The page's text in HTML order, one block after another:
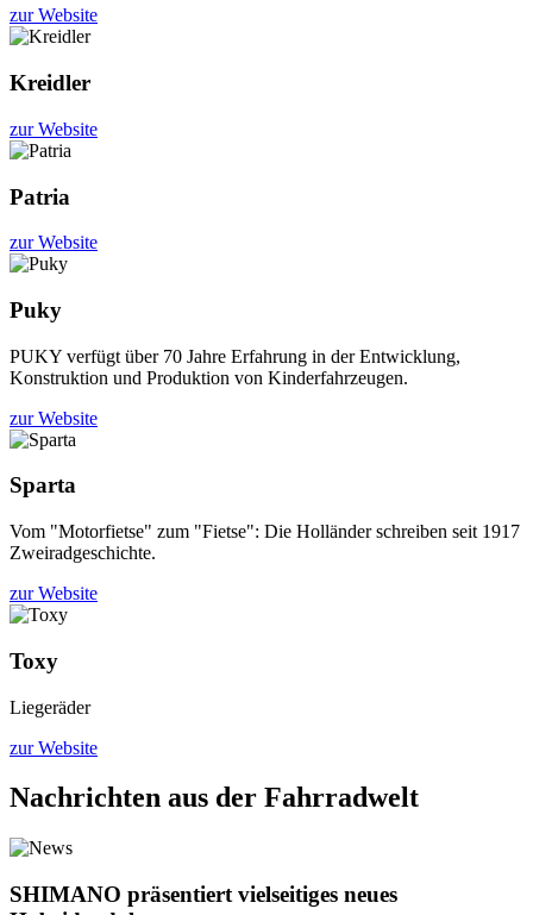
zur Website
Kreidler
zur Website
Patria
zur Website
Puky
PUKY verfügt über 70 Jahre Erfahrung in der Entwicklung,
Konstruktion und Produktion von Kinderfahrzeugen.
zur Website
Sparta
Vom "Motorfietse" zum "Fietse": Die Holländer schreiben seit 1917
Zweiradgeschichte.
zur Website
Toxy
Liegeräder
zur Website
Nachrichten aus der Fahrradwelt
SHIMANO präsentiert vielseitiges neues